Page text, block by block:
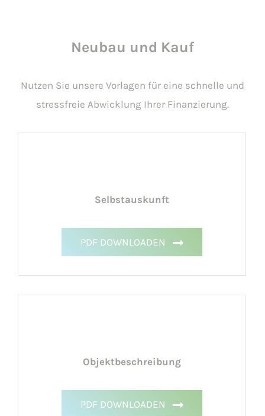
Neubau und Kauf
Nutzen Sie unsere Vorlagen für eine schnelle und
stressfreie Abwicklung Ihrer Finanzierung.
Selbstauskunft
PDF DOWNLOADEN
Objektbeschreibung
PDF DOWNLOADEN